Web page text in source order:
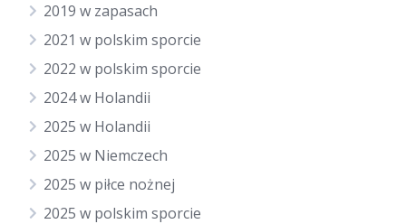
2019 w zapasach
2021 w polskim sporcie
2022 w polskim sporcie
2024 w Holandii
2025 w Holandii
2025 w Niemczech
2025 w piłce nożnej
2025 w polskim sporcie